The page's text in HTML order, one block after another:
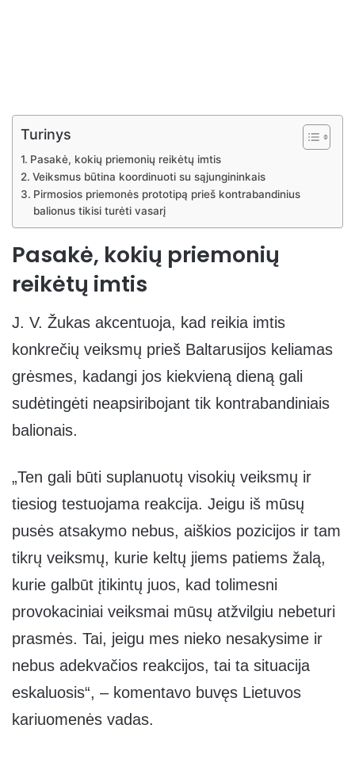
Turinys
Pasakė, kokių priemonių reikėtų imtis
Veiksmus būtina koordinuoti su sąjungininkais
Pirmosios priemonės prototipą prieš kontrabandinius
balionus tikisi turėti vasarį
Pasakė, kokių priemonių
reikėtų imtis
J. V. Žukas akcentuoja, kad reikia imtis
konkrečių veiksmų prieš Baltarusijos keliamas
grėsmes, kadangi jos kiekvieną dieną gali
sudėtingėti neapsiribojant tik kontrabandiniais
balionais.
„Ten gali būti suplanuotų visokių veiksmų ir
tiesiog testuojama reakcija. Jeigu iš mūsų
pusės atsakymo nebus, aiškios pozicijos ir tam
tikrų veiksmų, kurie keltų jiems patiems žalą,
kurie galbūt įtikintų juos, kad tolimesni
provokaciniai veiksmai mūsų atžvilgiu nebeturi
prasmės. Tai, jeigu mes nieko nesakysime ir
nebus adekvačios reakcijos, tai ta situacija
eskaluosis“, – komentavo buvęs Lietuvos
kariuomenės vadas.